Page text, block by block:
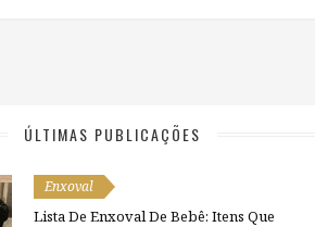
ÚLTIMAS PUBLICAÇÕES
Enxoval
Lista De Enxoval De Bebê: Itens Que